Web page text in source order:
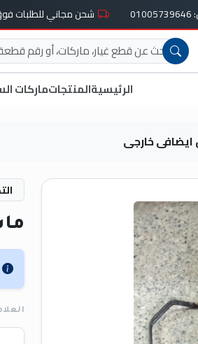
شحن مجاني للطلبات فوق 500
الرئيسيةالمنتجاتماركات
خارجى